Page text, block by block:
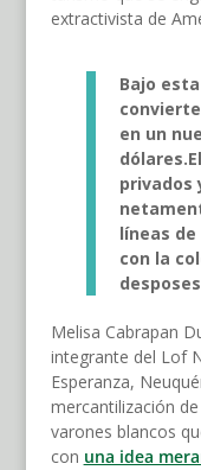
extractivista de
Bajo
convierte
en un
dólares.
privados
líneas
con la
Melisa Cabrapan
integrante del Lof
Esperanza,
mercantilización
varones blancos
con una idea